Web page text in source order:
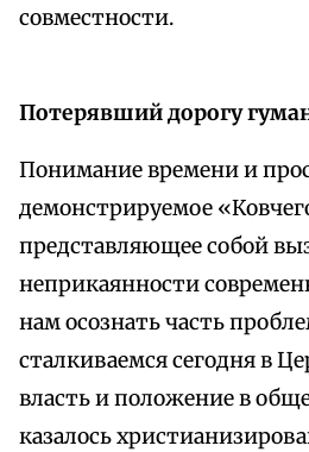
совместности.
Потерявший дорогу
Понимание времени и
демонстрируемое
представляющее собой
неприкаянности
нам осознать часть
сталкиваемся сегодня в
власть и положение в
казалось